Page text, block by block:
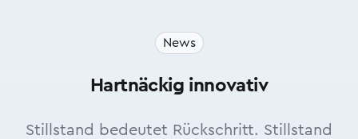
News
Hartnäckig innovativ
Stillstand bedeutet Rückschritt. Stillstand